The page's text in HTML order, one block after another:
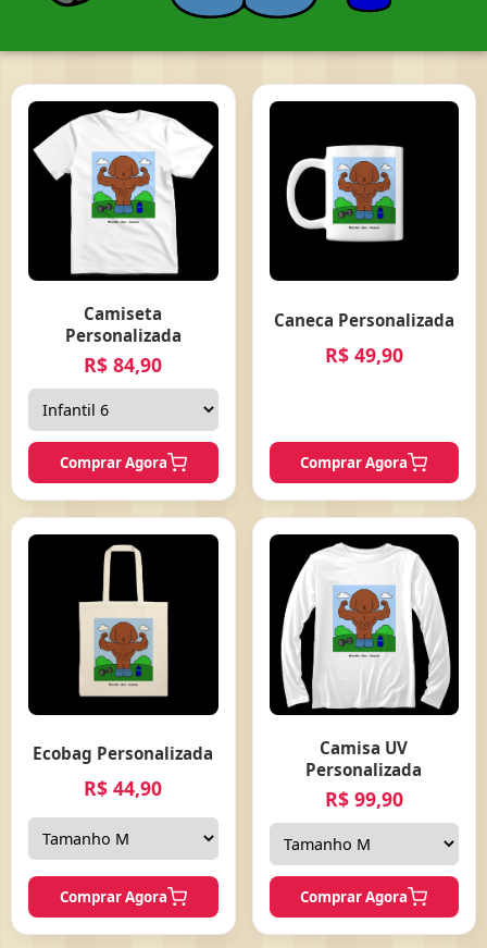
Camiseta
Personalizada
R$ 84,90
Comprar Agora
Caneca Personalizada
R$ 49,90
Comprar Agora
Ecobag Personalizada
R$ 44,90
Comprar Agora
Camisa UV
Personalizada
R$ 99,90
Comprar Agora